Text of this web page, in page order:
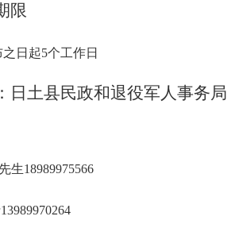
限
之日起5个工作日
日土县民政和退役军人事务局
生18989975566
13989970264